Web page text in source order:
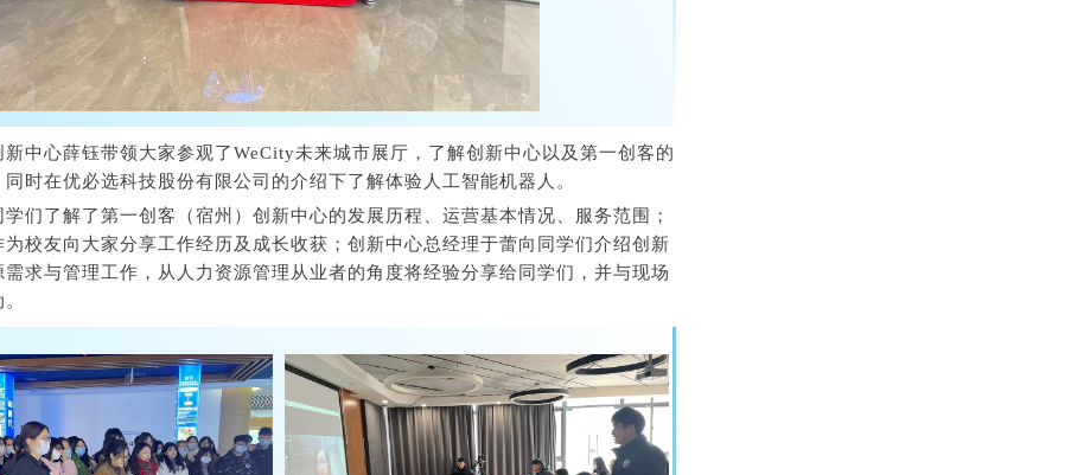
新中心薛钰带领大家参观了WeCity未来城市展厅，了解创新中心以及第一创客的
时在优必选科技股份有限公司的介绍下了解体验人工智能机器人。
们了解了第一创客（宿州）创新中心的发展历程、运营基本情况、服务范围；
校友向大家分享工作经历及成长收获；创新中心总经理于蕾向同学们介绍创新
求与管理工作，从人力资源管理从业者的角度将经验分享给同学们，并与现场